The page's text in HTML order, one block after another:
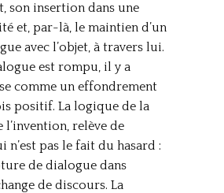
son insertion dans une
et, par-là, le maintien d’un
avec l’objet, à travers lui.
est rompu, il y a
comme un effondrement
positif. La logique de la
relève de
n’est pas le fait du hasard :
de dialogue dans
de discours. La